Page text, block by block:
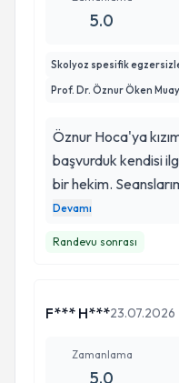
5.0
Skolyoz spesifik
Prof. Dr. Öznur Öken
Öznur Hoca'ya
başvurduk kendisi
bir hekim.
destek oldu kızıma desteği çok büyük. Bir abla
Devamı
Randevu sonrası
F*** H***23.07.2026
Zamanlama
5.0